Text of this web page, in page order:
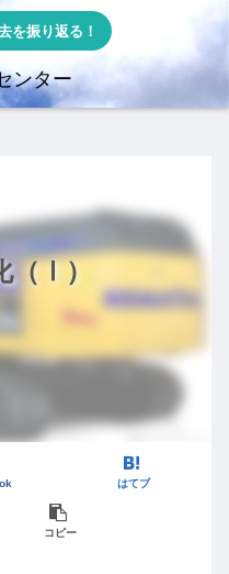
を振り返る！
ンター
（Ⅰ）
はてブ
コピー